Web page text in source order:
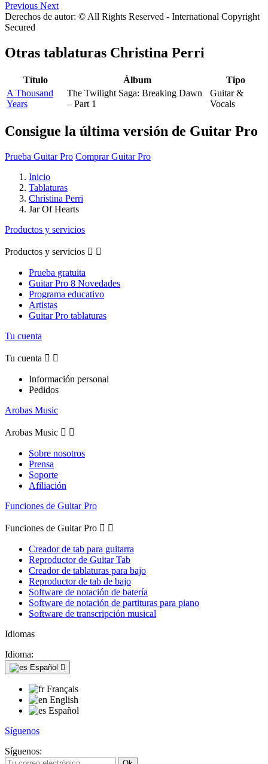
Previous Next
Derechos de autor: © All Rights Reserved - International Copyright
Secured
Otras tablaturas Christina Perri
Título Álbum
Tipo
A Thousand
Years
The Twilight Saga: Breaking Dawn
– Part 1
Guitar &
Vocals
Consigue la última versión de Guitar Pro
Prueba Guitar Pro Comprar Guitar Pro
Inicio
Tablaturas
Christina Perri
Jar Of Hearts
Productos y servicios
Productos y servicios  
Prueba gratuita
Guitar Pro 8 Novedades
Programa educativo
Artistas
Guitar Pro tablaturas
Tu cuenta
Tu cuenta  
Información personal
Pedidos
Arobas Music
Arobas Music  
Sobre nosotros
Prensa
Soporte
Afiliación
Funciones de Guitar Pro
Funciones de Guitar Pro  
Creador de tab para guitarra
Reproductor de Guitar Tab
Creador de tablaturas para bajo
Reproductor de tab de bajo
Software de notación de batería
Software de notación de partituras para piano
Software de transcripción musical
Idiomas
Idioma:
Español 
Français
English
Español
Síguenos
Síguenos: